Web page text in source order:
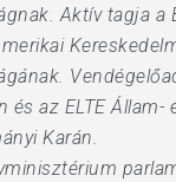
Aktív tagja a
és az ELTE Állam-
Karán.